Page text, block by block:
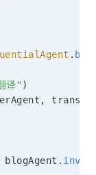
.
译" )
,
blogAgent .